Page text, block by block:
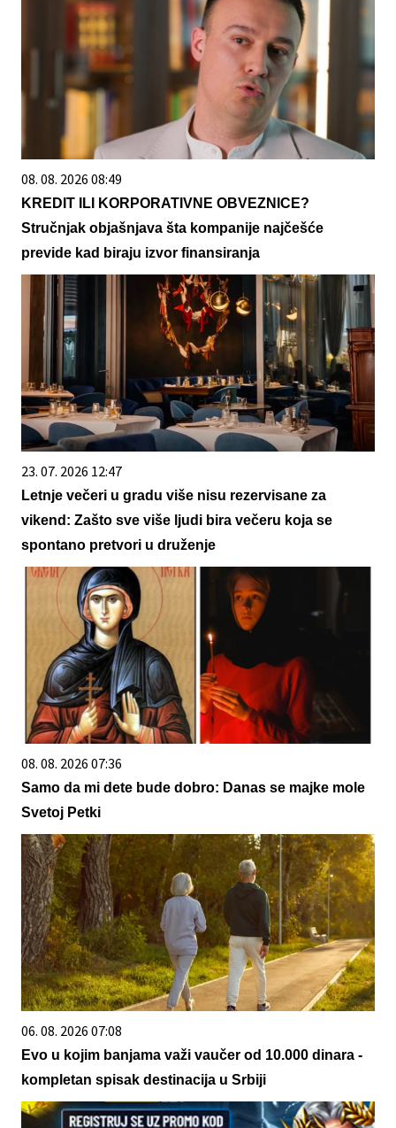
08. 08. 2026 08:49
KREDIT ILI KORPORATIVNE OBVEZNICE?
Stručnjak objašnjava šta kompanije najčešće
previde kad biraju izvor finansiranja
23. 07. 2026 12:47
Letnje večeri u gradu više nisu rezervisane za
vikend: Zašto sve više ljudi bira večeru koja se
spontano pretvori u druženje
08. 08. 2026 07:36
Samo da mi dete bude dobro: Danas se majke mole
Svetoj Petki
06. 08. 2026 07:08
Evo u kojim banjama važi vaučer od 10.000 dinara -
kompletan spisak destinacija u Srbiji